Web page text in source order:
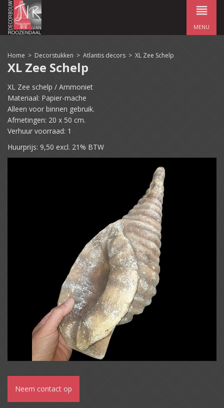
MENU
Home > Decorstukken > Atlantis decors > XL Zee Schelp
XL Zee Schelp
XL Zee schelp / Ammoniet
Materiaal: Papier-mache
Alleen voor binnen gebruik.
Afmetingen: 20 x 50 cm.
Verhuur voorraad: 1
Huurprijs: 9,50 excl. 21% BTW
Neem contact op